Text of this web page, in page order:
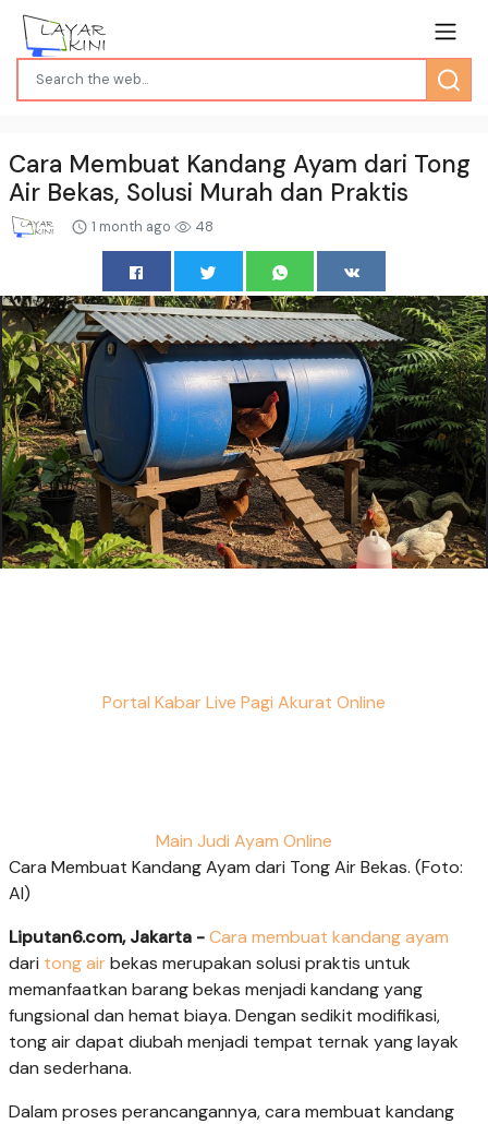
Cara Membuat Kandang Ayam dari Tong
Air Bekas, Solusi Murah dan Praktis
1 month ago 48
Portal Kabar Live Pagi Akurat Online
Main Judi Ayam Online
Cara Membuat Kandang Ayam dari Tong Air Bekas. (Foto:
AI)
Liputan6.com, Jakarta -Cara membuat kandang ayam
dari tong airbekas merupakan solusi praktis untuk
memanfaatkan barang bekas menjadi kandang yang
fungsional dan hemat biaya. Dengan sedikit modifikasi,
tong air dapat diubah menjadi tempat ternak yang layak
dan sederhana.
Dalam proses perancangannya, cara membuat kandang